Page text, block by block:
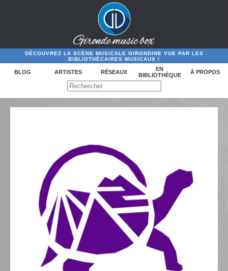
DÉCOUVREZ LA SCÈNE MUSICALE GIRONDINE VUE PAR LES
BIBLIOTHÉCAIRES MUSICAUX !
BLOG ARTISTES RÉSEAUX
EN
BIBLIOTHÈQUE
À PROPOS